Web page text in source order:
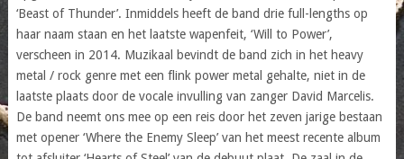
‘Beast of Thunder’. Inmiddels heeft de band drie full-lengths op
haar naam staan en het laatste wapenfeit, ‘Will to Power’,
verscheen in 2014. Muzikaal bevindt de band zich in het heavy
metal / rock genre met een flink power metal gehalte, niet in de
laatste plaats door de vocale invulling van zanger David Marcelis.
De band neemt ons mee op een reis door het zeven jarige bestaan
met opener ‘Where the Enemy Sleep’ van het meest recente album